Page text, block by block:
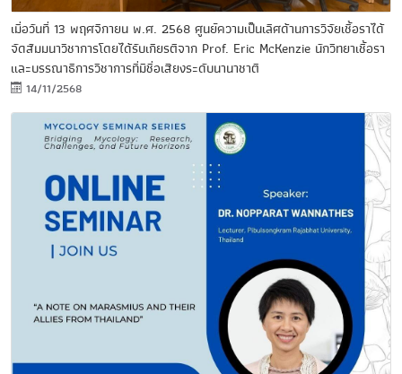
เมื่อวันที่ 13 พฤศจิกายน พ.ศ. 2568 ศูนย์ความเป็นเลิศด้านการวิจัยเชื้อราได้
จัดสัมมนาวิชาการโดยได้รับเกียรติจาก Prof. Eric McKenzie นักวิทยาเชื้อรา
และบรรณาธิการวิชาการที่มีชื่อเสียงระดับนานาชาติ
14/11/2568